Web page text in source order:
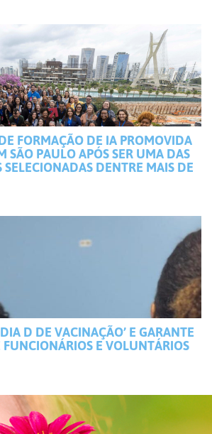
FORMAÇÃO DE IA PROMOVIDA
SÃO PAULO APÓS SER UMA DAS
DENTRE MAIS DE
D DE VACINAÇÃO’ E GARANTE
E VOLUNTÁRIOS